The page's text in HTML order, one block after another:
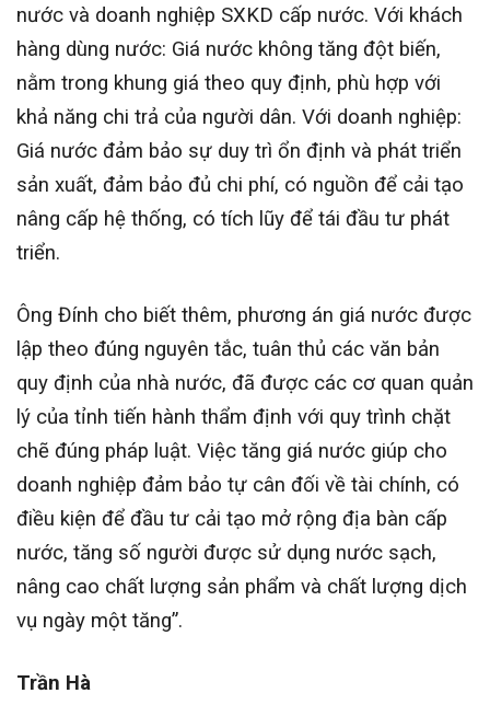
nước và doanh nghiệp SXKD cấp nước. Với khách
hàng dùng nước: Giá nước không tăng đột biến,
nằm trong khung giá theo quy định, phù hợp với
khả năng chi trả của người dân. Với doanh nghiệp:
Giá nước đảm bảo sự duy trì ổn định và phát triển
sản xuất, đảm bảo đủ chi phí, có nguồn để cải tạo
nâng cấp hệ thống, có tích lũy để tái đầu tư phát
triển.
Ông Đính cho biết thêm, phương án giá nước được
lập theo đúng nguyên tắc, tuân thủ các văn bản
quy định của nhà nước, đã được các cơ quan quản
lý của tỉnh tiến hành thẩm định với quy trình chặt
chẽ đúng pháp luật. Việc tăng giá nước giúp cho
doanh nghiệp đảm bảo tự cân đối về tài chính, có
điều kiện để đầu tư cải tạo mở rộng địa bàn cấp
nước, tăng số người được sử dụng nước sạch,
nâng cao chất lượng sản phẩm và chất lượng dịch
vụ ngày một tăng”.
Trần Hà